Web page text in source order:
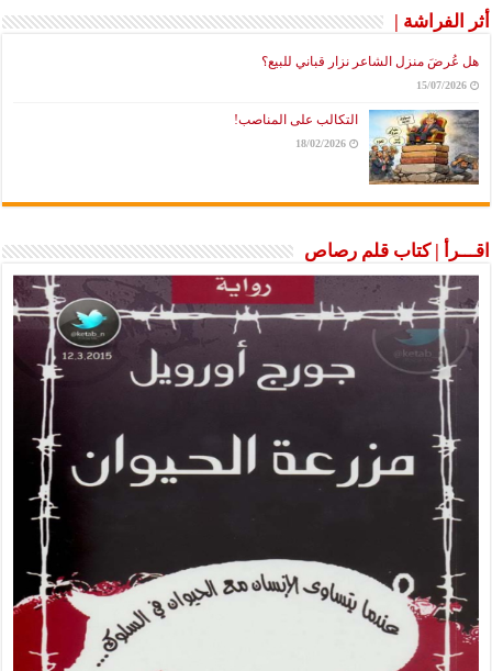
أثر الفراشة |
هل عُرضَ منزل الشاعر نزار قباني للبيع؟
15/07/2026
التكالب على المناصب!
18/02/2026
اقـــرأ | كتاب قلم رصاص